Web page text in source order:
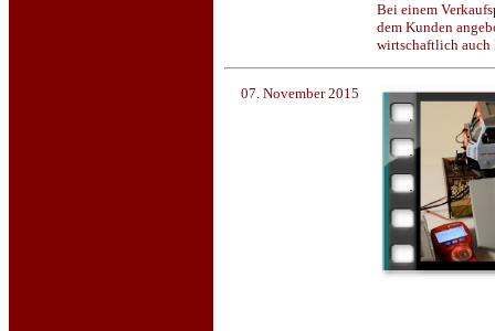
Bei einem
dem Kunden
wirtschaftlich auch
07. November 2015